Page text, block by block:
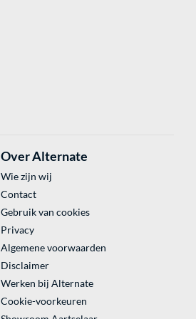
Over Alternate
Wie zijn wij
Contact
Gebruik van cookies
Privacy
Algemene voorwaarden
Disclaimer
Werken bij Alternate
Cookie-voorkeuren